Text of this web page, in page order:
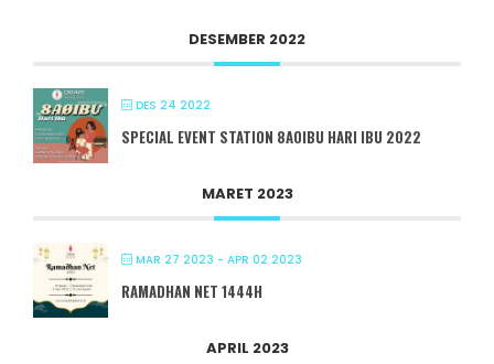
DESEMBER 2022
DES 24 2022
SPECIAL EVENT STATION 8A0IBU HARI IBU 2022
MARET 2023
MAR 27 2023 - APR 02 2023
RAMADHAN NET 1444H
APRIL 2023